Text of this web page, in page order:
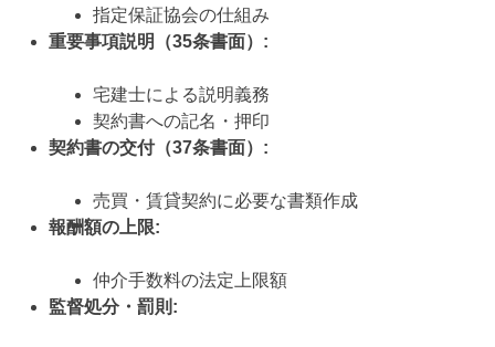
指定保証協会の仕組み
重要事項説明（35条書面）:
宅建士による説明義務
契約書への記名・押印
契約書の交付（37条書面）:
売買・賃貸契約に必要な書類作成
報酬額の上限:
仲介手数料の法定上限額
監督処分・罰則: